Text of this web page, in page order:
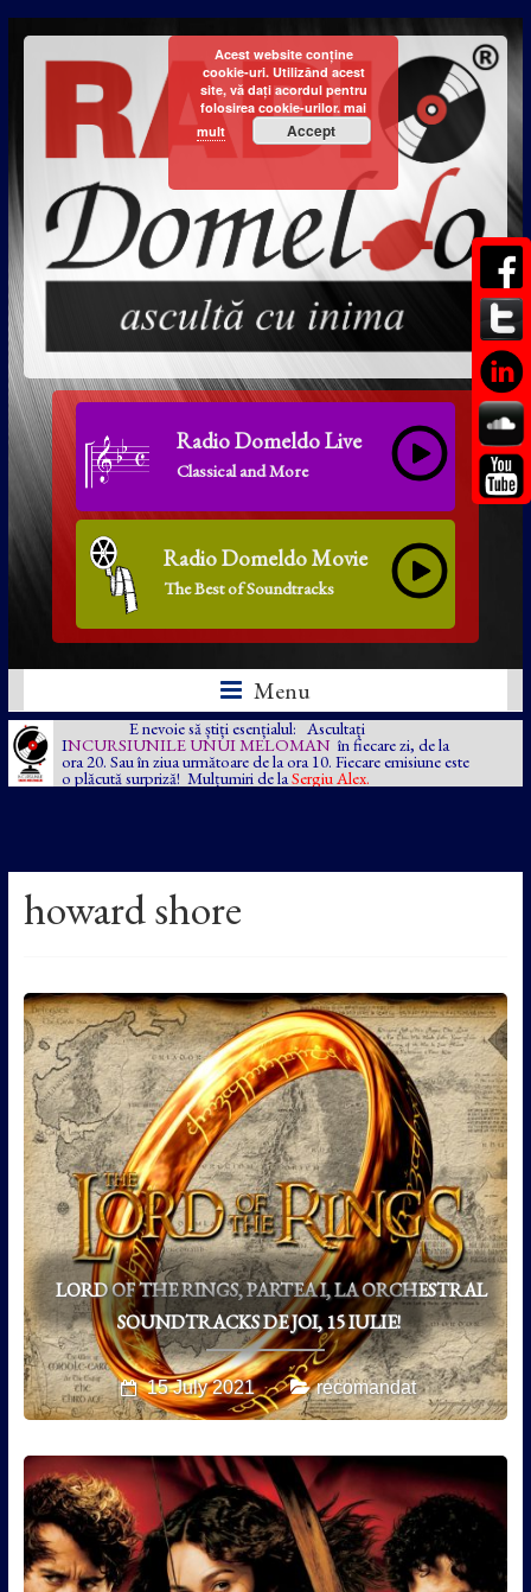
Radio Domeldo Live
Classical and More
Radio Domeldo Movie
The Best of Soundtracks
Menu
E nevoie să știți esențialul: Ascultați
INCURSIUNILE UNUI MELOMAN în fiecare zi, de la
ora 20. Sau în ziua următoare de la ora 10. Fiecare emisiune este
o plăcută surpriză! Mulțumiri de la Sergiu Alex.
howard shore
LORD OF THE RINGS, PARTEA I, LA ORCHESTRAL
SOUNDTRACKS DE JOI, 15 IULIE!
15 July 2021 recomandat
Acest website conține
cookie-uri. Utilizând acest
site, vă dați acordul pentru
folosirea cookie-urilor. mai
mult
Accept